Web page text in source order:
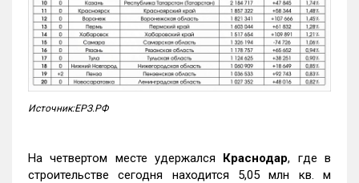
Источник:ЕРЗ.РФ
На четвертом месте удержался Краснодар, где в
строительстве сегодня находится 5,05 млн кв. м